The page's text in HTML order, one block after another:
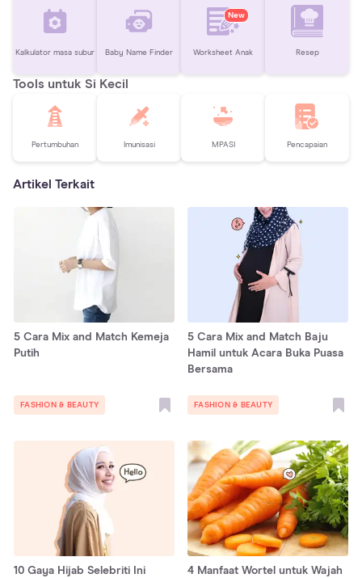
Kalkulator masa subur Baby Name Finder
New
Worksheet Anak Resep
Tools untuk Si Kecil
Pertumbuhan Imunisasi MPASI Pencapaian
Artikel Terkait
5 Cara Mix and Match Kemeja
Putih
FASHION & BEAUTY
5 Cara Mix and Match Baju
Hamil untuk Acara Buka Puasa
Bersama
FASHION & BEAUTY
10 Gaya Hijab Selebriti Ini
4 Manfaat Wortel untuk Wajah